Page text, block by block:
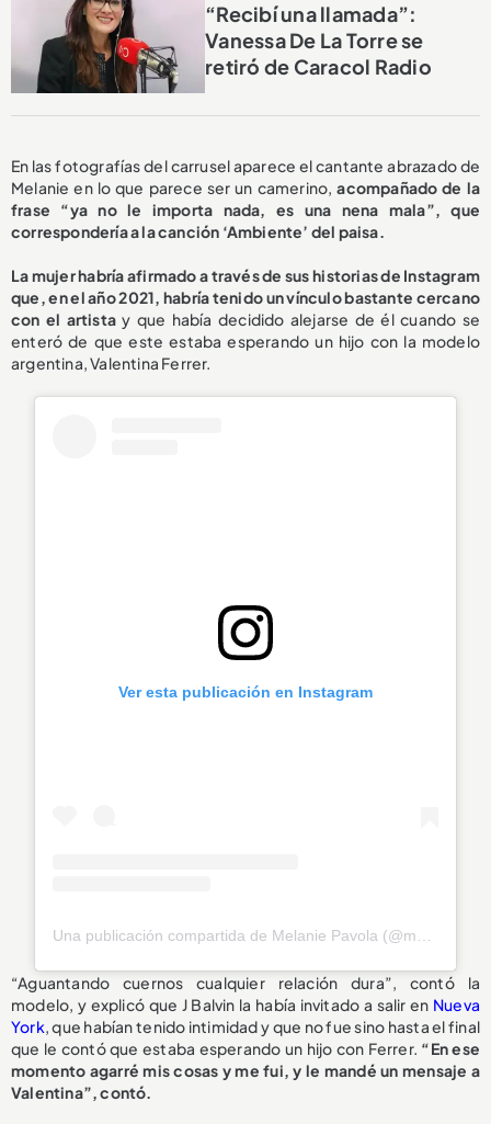
“Recibí una llamada”:
Vanessa De La Torre se
retiró de Caracol Radio
En las fotografías del carrusel aparece el cantante abrazado de
Melanie en lo que parece ser un camerino,acompañado de la
frase “ya no le importa nada, es una nena mala”, que
correspondería a la canción ‘Ambiente’ del paisa.
La mujer habría afirmado a través de sus historias de Instagram
que, en el año 2021, habría tenido un vínculo bastante cercano
con el artistay que había decidido alejarse de él cuando se
enteró de que este estaba esperando un hijo con la modelo
argentina, Valentina Ferrer.
Ver esta publicación en Instagram
“Aguantando cuernos cualquier relación dura”, contó la
modelo, y explicó que J Balvin la había invitado a salir en Nueva
York, que habían tenido intimidad y que no fue sino hasta el final
que le contó que estaba esperando un hijo con Ferrer. “En ese
momento agarré mis cosas y me fui, y le mandé un mensaje a
Valentina”, contó.